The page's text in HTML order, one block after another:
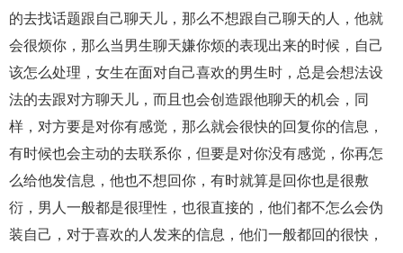
的去找话题跟自己聊天儿，那么不想跟自己聊天的人，他就
会很烦你，那么当男生聊天嫌你烦的表现出来的时候，自己
该怎么处理，女生在面对自己喜欢的男生时，总是会想法设
法的去跟对方聊天儿，而且也会创造跟他聊天的机会，同
样，对方要是对你有感觉，那么就会很快的回复你的信息，
有时候也会主动的去联系你，但要是对你没有感觉，你再怎
么给他发信息，他也不想回你，有时就算是回你也是很敷
衍，男人一般都是很理性，也很直接的，他们都不怎么会伪
装自己，对于喜欢的人发来的信息，他们一般都回的很快，